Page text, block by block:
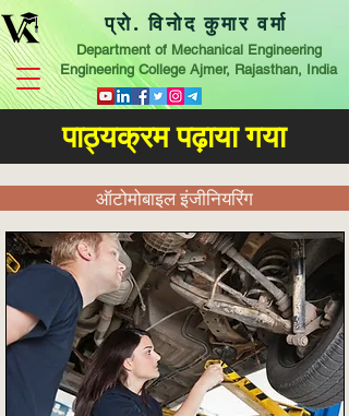
प्रो. विनोद कुमार वर्मा
Department of Mechanical Engineering
Engineering College Ajmer, Rajasthan, India
पाठ्यक्रम पढ़ाया गया
ऑटोमोबाइल इंजीनियरिंग